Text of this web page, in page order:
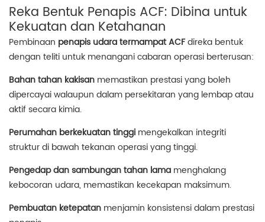
Reka Bentuk Penapis ACF: Dibina untuk
Kekuatan dan Ketahanan
Pembinaan penapis udara termampat ACFdireka bentuk
dengan teliti untuk menangani cabaran operasi berterusan:
Bahan tahan kakisan memastikan prestasi yang boleh
dipercayai walaupun dalam persekitaran yang lembap atau
aktif secara kimia.
Perumahan berkekuatan tinggi mengekalkan integriti
struktur di bawah tekanan operasi yang tinggi.
Pengedap dan sambungan tahan lama menghalang
kebocoran udara, memastikan kecekapan maksimum.
Pembuatan ketepatan menjamin konsistensi dalam prestasi